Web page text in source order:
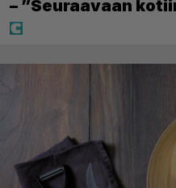
– ”Seuraavaan